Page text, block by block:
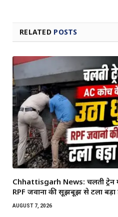
RELATED POSTS
Chhattisgarh News: चलती
RPF जवानों की सूझबूझ से टला बड़ा
AUGUST 7, 2026